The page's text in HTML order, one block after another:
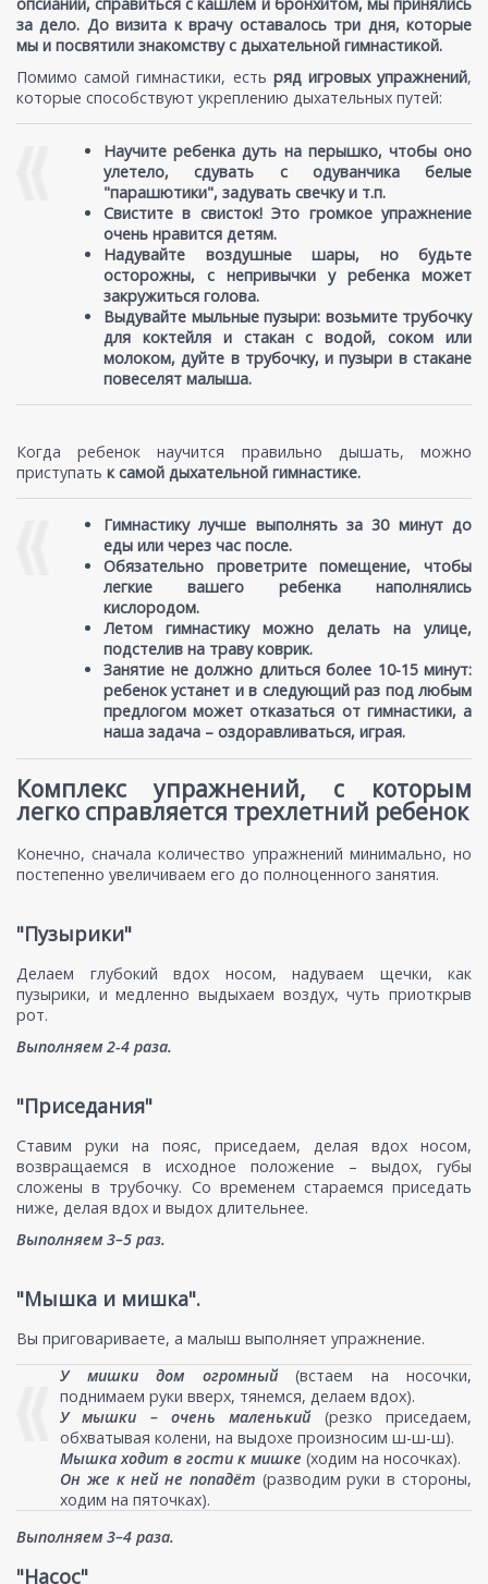
за дело. До визита к врачу оставалось три дня, которые
мы и посвятили знакомству с дыхательной гимнастикой.
Помимо самой гимнастики, есть ряд игровых упражнений,
которые способствуют укреплению дыхательных путей:
Научите ребенка дуть на перышко, чтобы оно
улетело, сдувать с одуванчика белые
"парашютики", задувать свечку и т.п.
Свистите в свисток! Это громкое упражнение
очень нравится детям.
Надувайте воздушные шары, но будьте
осторожны, с непривычки у ребенка может
закружиться голова.
Выдувайте мыльные пузыри: возьмите трубочку
для коктейля и стакан с водой, соком или
молоком, дуйте в трубочку, и пузыри в стакане
повеселят малыша.
Когда ребенок научится правильно дышать, можно
приступать к самой дыхательной гимнастике.
Гимнастику лучше выполнять за 30 минут до
еды или через час после.
Обязательно проветрите помещение, чтобы
легкие вашего ребенка наполнялись
кислородом.
Летом гимнастику можно делать на улице,
подстелив на траву коврик.
Занятие не должно длиться более 10-15 минут:
ребенок устанет и в следующий раз под любым
предлогом может отказаться от гимнастики, а
наша задача – оздоравливаться, играя.
Комплекс упражнений, с которым
легко справляется трехлетний ребенок
Конечно, сначала количество упражнений минимально, но
постепенно увеличиваем его до полноценного занятия.
"Пузырики"
Делаем глубокий вдох носом, надуваем щечки, как
пузырики, и медленно выдыхаем воздух, чуть приоткрыв
рот.
Выполняем 2-4 раза.
"Приседания"
Ставим руки на пояс, приседаем, делая вдох носом,
возвращаемся в исходное положение – выдох, губы
сложены в трубочку. Со временем стараемся приседать
ниже, делая вдох и выдох длительнее.
Выполняем 3–5 раз.
"Мышка и мишка".
Вы приговариваете, а малыш выполняет упражнение.
У мишки дом огромный(встаем на носочки,
поднимаем руки вверх, тянемся, делаем вдох).
У мышки – очень маленький(резко приседаем,
обхватывая колени, на выдохе произносим ш-ш-ш).
Мышка ходит в гости к мишке (ходим на носочках).
Он же к ней не попадёт (разводим руки в стороны,
ходим на пяточках).
Выполняем 3–4 раза.
"Насос"